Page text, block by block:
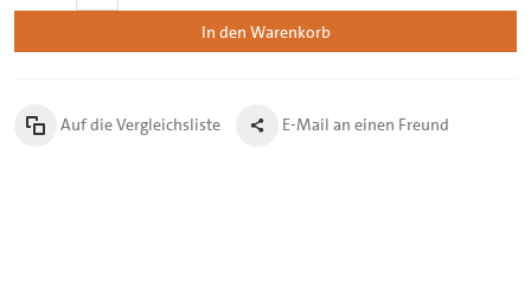
In den Warenkorb
Auf die Vergleichsliste E-Mail an einen Freund